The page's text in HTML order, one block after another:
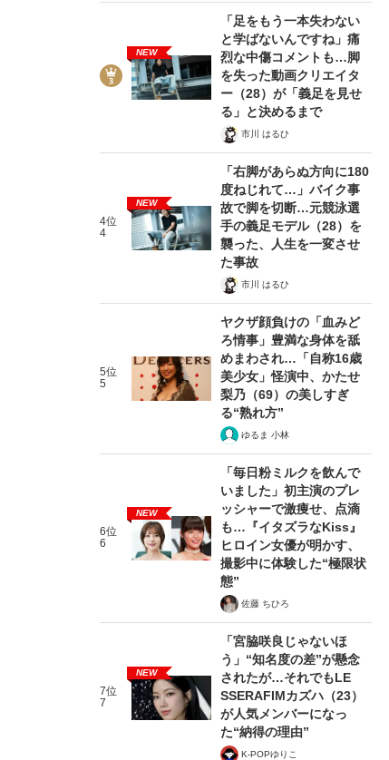
NEW
「足をもう一本失わない
と学ばないんですね」痛
烈な中傷コメントも…脚
を失った動画クリエイタ
ー（28）が「義足を見せ
る」と決めるまで
市川 はるひ
4位
4
NEW
「右脚があらぬ方向に180
度ねじれて…」バイク事
故で脚を切断…元競泳選
手の義足モデル（28）を
襲った、人生を一変させ
た事故
市川 はるひ
5位
5
ヤクザ顔負けの「血みど
ろ情事」豊満な身体を舐
めまわされ…「自称16歳
美少女」怪演中、かたせ
梨乃（69）の美しすぎ
る“熟れ方”
ゆるま 小林
6位
6
NEW
「毎日粉ミルクを飲んで
いました」初主演のプレ
ッシャーで激痩せ、点滴
も…『イタズラなKiss』
ヒロイン女優が明かす、
撮影中に体験した“極限状
態”
佐藤 ちひろ
7位
7
NEW
「宮脇咲良じゃないほ
う」“知名度の差”が懸念
されたが…それでもLE
SSERAFIMカズハ（23）
が人気メンバーになっ
た“納得の理由”
K-POPゆりこ